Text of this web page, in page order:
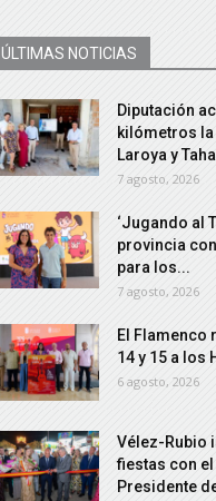
ÚLTIMAS NOTICIAS
Diputación
kilómetros
Laroya y Tahal
7 agosto, 2026
‘Jugando al
provincia
para los...
7 agosto, 2026
El Flamenco
14 y 15 a los
6 agosto, 2026
Vélez-Rubio
fiestas con
Presidente